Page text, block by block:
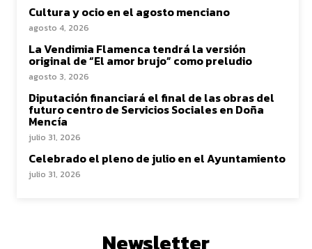
Cultura y ocio en el agosto menciano
agosto 4, 2026
La Vendimia Flamenca tendrá la versión
original de “El amor brujo” como preludio
agosto 3, 2026
Diputación financiará el final de las obras del
futuro centro de Servicios Sociales en Doña
Mencía
julio 31, 2026
Celebrado el pleno de julio en el Ayuntamiento
julio 31, 2026